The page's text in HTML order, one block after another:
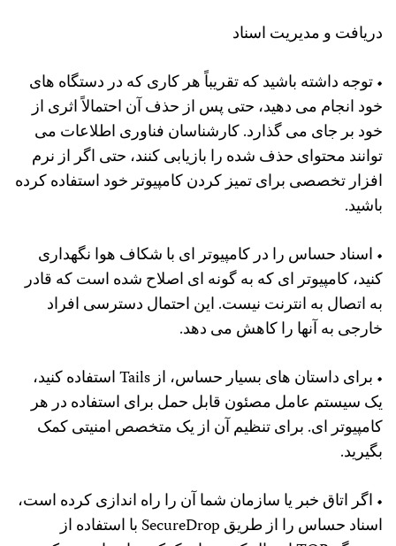
دریافت و مدیریت اسناد
• توجه داشته باشید که تقریباً هر کاری که در دستگاه های
خود انجام می دهید، حتی پس از حذف آن احتمالاً اثری از
خود بر جای می گذارد. کارشناسان فناوری اطلاعات می
توانند محتوای حذف شده را بازیابی کنند، حتی اگر از نرم
افزار تخصصی برای تمیز کردن کامپیوتر خود استفاده کرده
باشید.
• اسناد حساس را در کامپیوتر ای با شکاف هوا نگهداری
کنید، کامپیوتر ای که به گونه ای اصلاح شده است که قادر
به اتصال به انترنت نیست. این احتمال دسترسی افراد
خارجی به آنها را کاهش می دهد.
• برای داستان های بسیار حساس، از Tails استفاده کنید،
یک سیستم عامل مصئون قابل حمل برای استفاده در هر
کامپیوتر ای. برای تنظیم آن از یک متخصص امنیتی کمک
بگیرید.
• اگر اتاق خبر یا سازمان شما آن را راه اندازی کرده است،
اسناد حساس را از طریق SecureDrop با استفاده از